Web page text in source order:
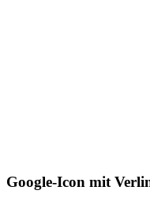
Google-Icon mit